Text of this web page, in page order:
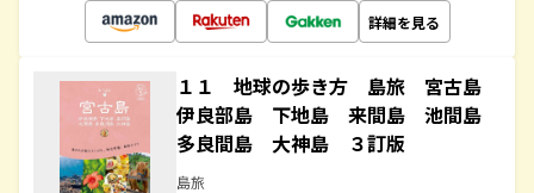
詳細を見る
１１ 地球の歩き方 島旅 宮古島
伊良部島 下地島 来間島 池間島
多良間島 大神島 ３訂版
島旅